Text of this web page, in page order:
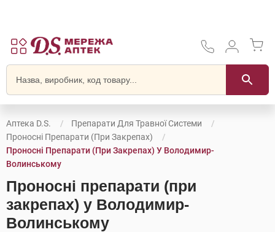
Аптека D.S.
Препарати Для Травної Системи
Проносні Препарати (при Закрепах)
Проносні Препарати (при Закрепах) У Володимир-
Волинському
Проносні препарати (при
закрепах) у Володимир-
Волинському